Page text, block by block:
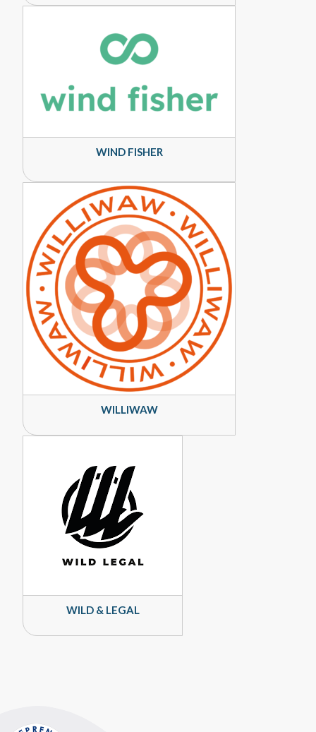
WIND FISHER
WILLIWAW
WILD & LEGAL